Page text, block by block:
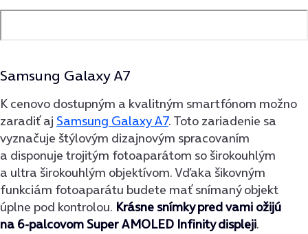
Samsung Galaxy A7
K cenovo dostupným a kvalitným smartfónom možno
zaradiť aj Samsung Galaxy A7. Toto zariadenie sa
vyznačuje štýlovým dizajnovým spracovaním
a disponuje trojitým fotoaparátom so širokouhlým
a ultra širokouhlým objektívom. Vďaka šikovným
funkciám fotoaparátu budete mať snímaný objekt
úplne pod kontrolou. Krásne snímky pred vami ožijú
na 6-palcovom Super AMOLED Infinity displeji.